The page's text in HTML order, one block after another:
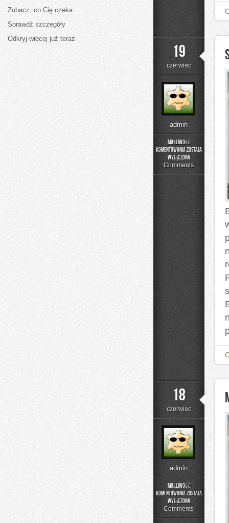
19
czerwiec
admin
Możliwość
komentowania
Składniki
lupą
została
wyłączona
Comments
18
czerwiec
admin
Możliwość
komentowania
Uroda
została
wyłączona
Comments
Zobacz, co Cię czeka
Sprawdź szczegóły
Odkryj więcej już teraz